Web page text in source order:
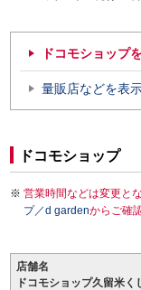
ドコモショップ
量販店などを表
ドコモショップ
営業時間などは変更と
プ／d gardenからご確
店舗名
ドコモショップ久留米く